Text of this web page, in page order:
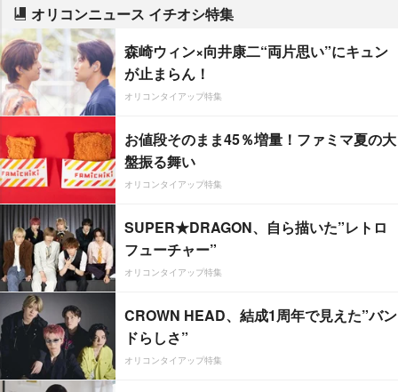
オリコンニュース イチオシ特集
森崎ウィン×向井康二“両片思い”にキュン
が止まらん！
オリコンタイアップ特集
お値段そのまま45％増量！ファミマ夏の大
盤振る舞い
オリコンタイアップ特集
SUPER★DRAGON、自ら描いた”レトロ
フューチャー”
オリコンタイアップ特集
CROWN HEAD、結成1周年で見えた”バン
ドらしさ”
オリコンタイアップ特集